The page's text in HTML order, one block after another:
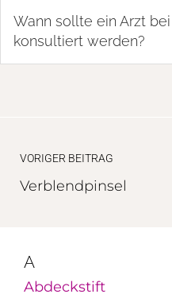
Wann sollte ein Arzt
konsultiert werden?
VORIGER BEITRAG
Verblendpinsel
A
Abdeckstift